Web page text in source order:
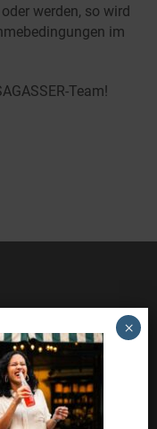
werden, so wird
im
Team!